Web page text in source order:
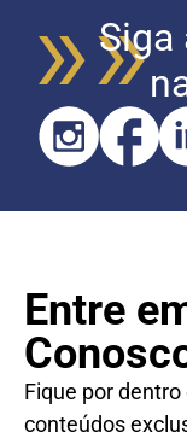
Siga
Entre
Fique por
conteúdos